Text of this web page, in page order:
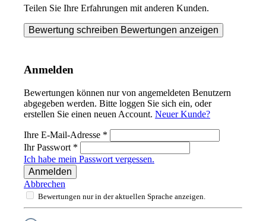
Teilen Sie Ihre Erfahrungen mit anderen Kunden.
Bewertung schreiben Bewertungen anzeigen
Anmelden
Bewertungen können nur von angemeldeten Benutzern
abgegeben werden. Bitte loggen Sie sich ein, oder
erstellen Sie einen neuen Account. Neuer Kunde?
Ihre E-Mail-Adresse *
Ihr Passwort *
Ich habe mein Passwort vergessen.
Anmelden
Abbrechen
Bewertungen nur in der aktuellen Sprache anzeigen.